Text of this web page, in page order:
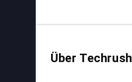
Über Techrush